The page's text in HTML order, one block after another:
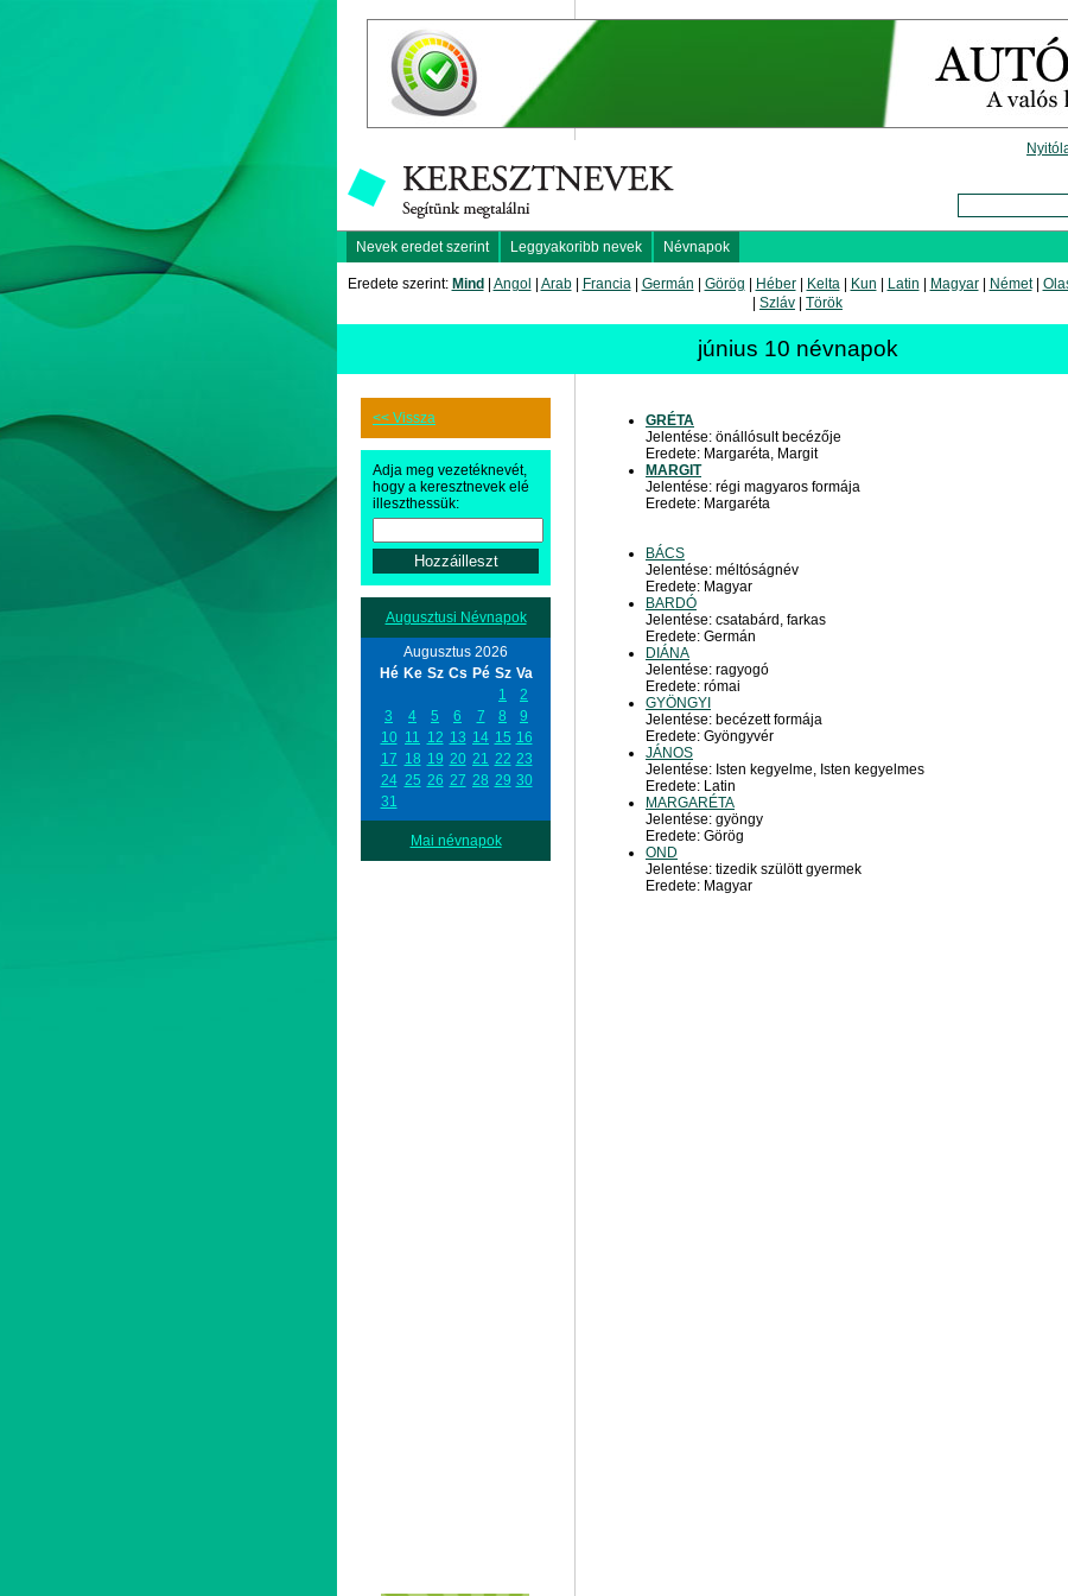
Nevek eredet szerint Leggyakoribb nevek Névnapok
Eredete szerint: Mind Angol Arab| Francia| Germán Görög Héber| Kelta| Kun Latin Magyar| Német|
Szláv Török
június 10 névnapok
<< Vissza
Adja meg vezetéknevét,
hogy a keresztnevek elé
illeszthessük:
Augusztusi Névnapok
Augusztus 2026
Hé Ke Sz Cs Pé Sz Va
1
2
3
4 5 6 7 8
9
10 11 12 13 14 15 16
17 18 19 20 21 22 23
24 25 26 27 28 29 30
31
Mai névnapok
GRÉTA
Jelentése: önállósult becézője
Eredete: Margaréta, Margit
MARGIT
Jelentése: régi magyaros formája
Eredete: Margaréta
BÁCS
Jelentése: méltóságnév
Eredete: Magyar
BARDÓ
Jelentése: csatabárd, farkas
Eredete: Germán
DIÁNA
Jelentése: ragyogó
Eredete: római
GYÖNGYI
Jelentése: becézett formája
Eredete: Gyöngyvér
JÁNOS
Jelentése: Isten kegyelme, Isten kegyelmes
Eredete: Latin
MARGARÉTA
Jelentése: gyöngy
Eredete: Görög
OND
Jelentése: tizedik szülött gyermek
Eredete: Magyar